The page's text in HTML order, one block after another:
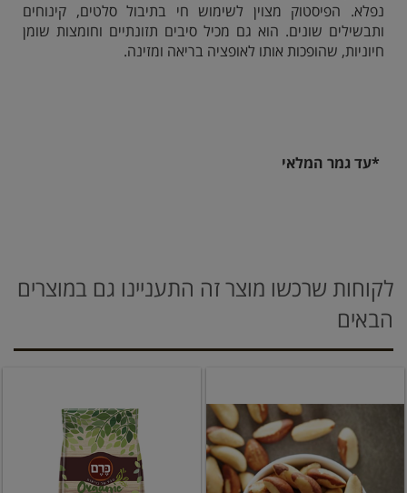
נפלא. הפיסטוק מצוין לשימוש חי בתיבול סלטים, קינוחים
ותבשילים שונים. הוא גם מכיל סיבים תזונתיים וחומצות שומן
חיוניות, שהופכות אותו לאופציה בריאה ומזינה.
*עד גמר המלאי
לקוחות שרכשו מוצר זה התעניינו גם במוצרים
הבאים